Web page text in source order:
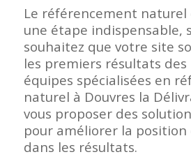
Le référencement naturel
une étape indispensable,
souhaitez que votre site
les premiers résultats des
équipes spécialisées en
naturel à Douvres la
vous proposer des
pour améliorer la
dans les résultats.